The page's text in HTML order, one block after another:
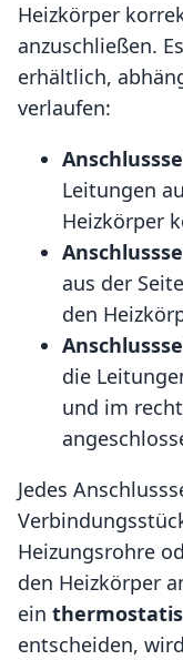
Heizkörper
anzuschließen.
erhältlich,
verlaufen:
Leitungen
Heizkörper
aus der
den
die
und im
Jedes
Heizungsrohre
den Heizkörper
ein
entscheiden,